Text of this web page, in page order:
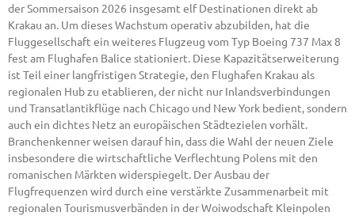
der Sommersaison 2026 insgesamt elf Destinationen direkt ab
Krakau an. Um dieses Wachstum operativ abzubilden, hat die
Fluggesellschaft ein weiteres Flugzeug vom Typ Boeing 737 Max 8
fest am Flughafen Balice stationiert. Diese Kapazitätserweiterung
ist Teil einer langfristigen Strategie, den Flughafen Krakau als
regionalen Hub zu etablieren, der nicht nur Inlandsverbindungen
und Transatlantikflüge nach Chicago und New York bedient, sondern
auch ein dichtes Netz an europäischen Städtezielen vorhält.
Branchenkenner weisen darauf hin, dass die Wahl der neuen Ziele
insbesondere die wirtschaftliche Verflechtung Polens mit den
romanischen Märkten widerspiegelt. Der Ausbau der
Flugfrequenzen wird durch eine verstärkte Zusammenarbeit mit
regionalen Tourismusverbänden in der Woiwodschaft Kleinpolen